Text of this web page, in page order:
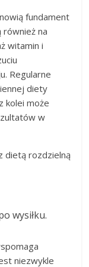
fundament
na
witamin i
Regularne
diety
kolei może
w
dietą rozdzielną
wysiłku.
niezwykle